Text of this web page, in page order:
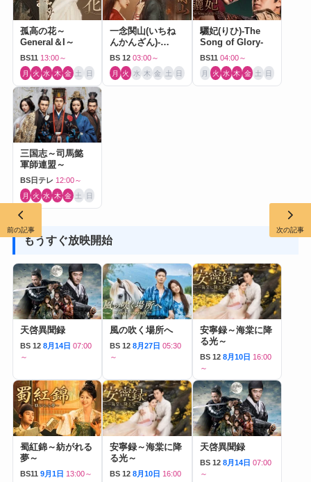
孤高の花～
General＆I～
BS11 13:00～
月 火 水 木 金 土 日
一念関山(いちね
んかんざん)-
Journey to Love-
BS 12 03:00～
月 火 水 木 金 土 日
驪妃(りひ)-The
Song of Glory-
BS11 04:00～
月 火 水 木 金 土 日
三国志～司馬懿
軍師連盟～
BS日テレ 12:00～
月 火 水 木 金 土 日
もうすぐ放映開始
天啓異聞録
BS 12 8月14日 07:00
～
風の吹く場所へ
BS 12 8月27日 05:30
～
安寧録～海棠に降
る光～
BS 12 8月10日 16:00
～
蜀紅錦～紡がれる
夢～
BS11 9月1日 13:00～
安寧録～海棠に降
る光～
BS 12 8月10日 16:00
天啓異聞録
BS 12 8月14日 07:00
～
前の記事 次の記事